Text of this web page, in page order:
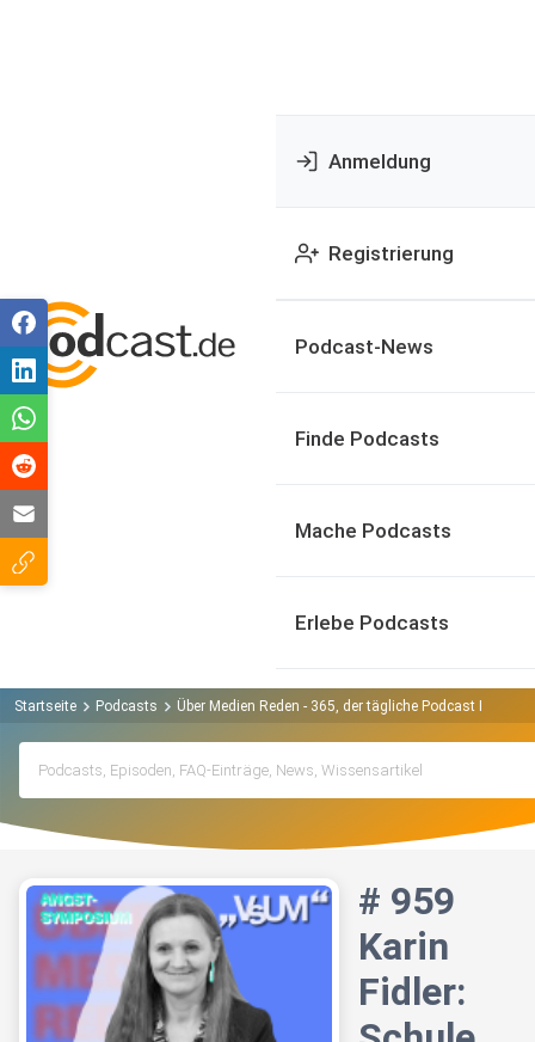
Anmeldung
Registrierung
Podcast-News
Finde Podcasts
Mache Podcasts
Erlebe Podcasts
Startseite Podcasts Über Medien Reden - 365, der tägliche Podcast Podcast
# 959
Karin
Fidler: